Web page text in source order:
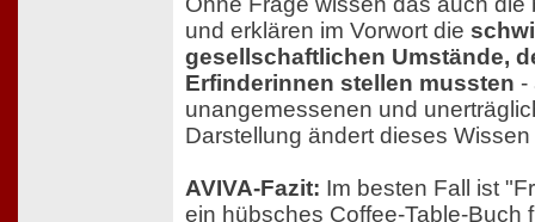
und erklären im Vorwort die
gesellschaftlichen Umstände,
Erfinderinnen stellen mussten -
unangemessenen und
Darstellung ändert dieses
AVIVA-Fazit: Im besten Fall ist
ein hübsches Coffee-Table-Buch